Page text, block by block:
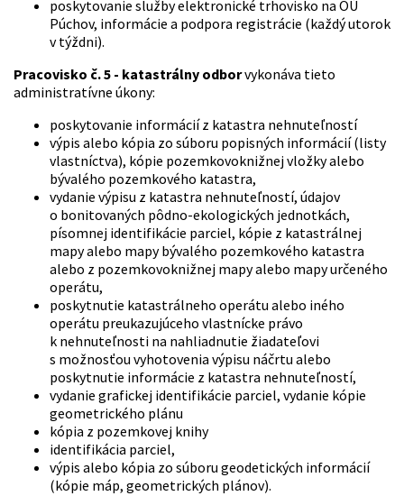
poskytovanie služby elektronické trhovisko na OÚ
Púchov, informácie a podpora registrácie (každý utorok
v týždni).
Pracovisko č. 5 - katastrálny odborvykonáva tieto
administratívne úkony:
poskytovanie informácií z katastra nehnuteľností
výpis alebo kópia zo súboru popisných informácií (listy
vlastníctva), kópie pozemkovoknižnej vložky alebo
bývalého pozemkového katastra,
vydanie výpisu z katastra nehnuteľností, údajov
o bonitovaných pôdno-ekologických jednotkách,
písomnej identifikácie parciel, kópie z katastrálnej
mapy alebo mapy bývalého pozemkového katastra
alebo z pozemkovoknižnej mapy alebo mapy určeného
operátu,
poskytnutie katastrálneho operátu alebo iného
operátu preukazujúceho vlastnícke právo
k nehnuteľnosti na nahliadnutie žiadateľovi
s možnosťou vyhotovenia výpisu náčrtu alebo
poskytnutie informácie z katastra nehnuteľností,
vydanie grafickej identifikácie parciel, vydanie kópie
geometrického plánu
kópia z pozemkovej knihy
identifikácia parciel,
výpis alebo kópia zo súboru geodetických informácií
(kópie máp, geometrických plánov).